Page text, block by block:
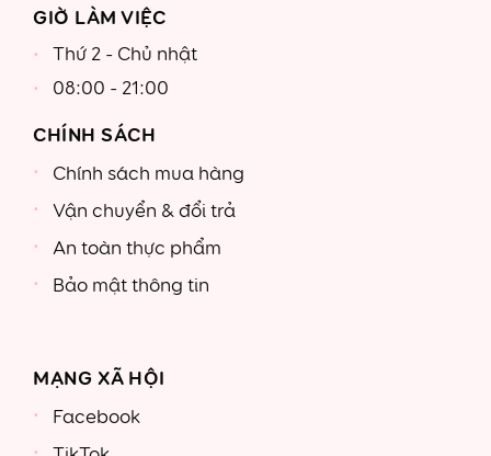
GIỜ LÀM VIỆC
Thứ 2 - Chủ nhật
08:00 - 21:00
CHÍNH SÁCH
Chính sách mua hàng
Vận chuyển & đổi trả
An toàn thực phẩm
Bảo mật thông tin
MẠNG XÃ HỘI
Facebook